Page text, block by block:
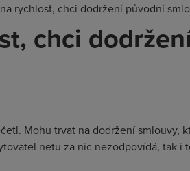
rychlost, chci dodržení původní
chci
Mohu trvat na dodržení smlouvy,
netu za nic nezodpovídá, tak